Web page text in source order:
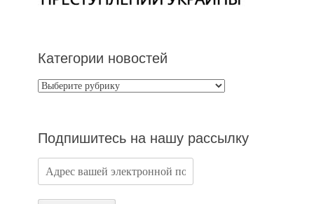
Категории новостей
Категории
Подпишитесь на нашу рассылку